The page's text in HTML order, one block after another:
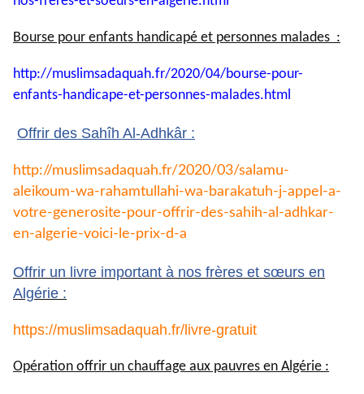
Bourse pour enfants handicapé et personnes malades :
http://muslimsadaquah.fr/2020/04/bourse-pour-
enfants-handicape-et-personnes-malades.html
Offrir des Sahîh Al-Adhkâr :
http://muslimsadaquah.fr/2020/03/salamu-
aleikoum-wa-rahamtullahi-wa-barakatuh-j-appel-a-
votre-generosite-pour-offrir-des-sahih-al-adhkar-
en-algerie-voici-le-prix-d-a
Offrir un livre important à nos frères et sœurs en
Algérie :
https://muslimsadaquah.fr/ livre-gratuit
Opération offrir un chauffage aux pauvres en Algérie :